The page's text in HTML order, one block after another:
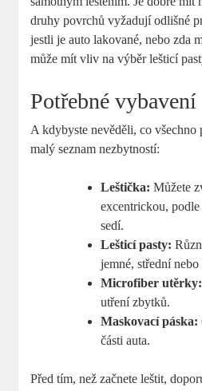
druhy povrchů vyžadují odlišné
jestli je auto lakované, nebo zda
může mít vliv na výběr lešticí
Potřebné vybavení
A kdybyste nevěděli, co všechno
malý seznam nezbytností:
Leštička: Můžete
excentrickou,
sedí.
Lešticí pasty:
jemné, střední nebo
Microfiber utěrky:
utření zbytků.
Maskovací páska:
části auta.
Před tím, než začnete leštit,